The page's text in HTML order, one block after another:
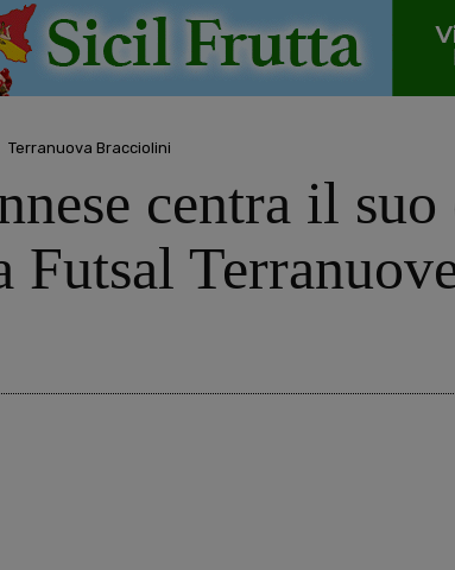
Terranuova Bracciolini
centra il